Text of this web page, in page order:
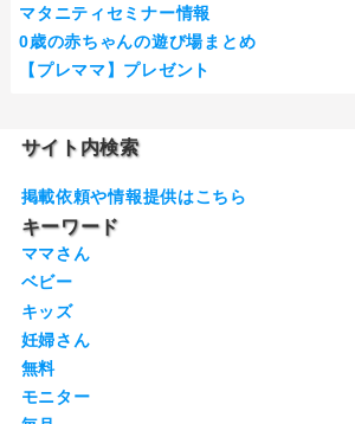
マタニティセミナー情報
0歳の赤ちゃんの遊び場まとめ
【プレママ】プレゼント
サイト内検索
掲載依頼や情報提供はこちら
キーワード
ママさん
ベビー
キッズ
妊婦さん
無料
モニター